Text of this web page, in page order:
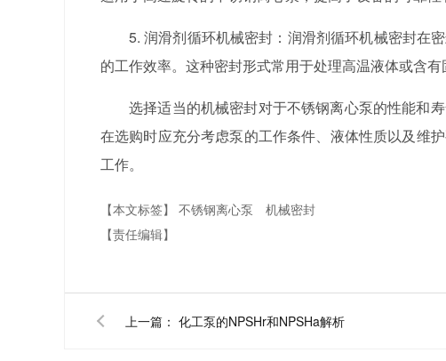
5. 润滑剂循环机械密封：润滑剂循环机械密封在
的工作效率。这种密封形式常用于处理高温液体或含有
选择适当的机械密封对于不锈钢离心泵的性能和
在选购时应充分考虑泵的工作条件、液体性质以及维
工作。
【本文标签】 不锈钢离心泵
机械密封
【责任编辑】
上一篇： 化工泵的NPSHr和NPSHa解析